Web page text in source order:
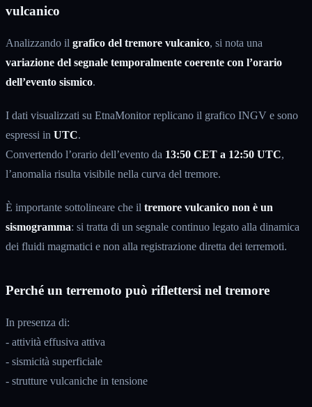
vulcanico
Analizzando il grafico del tremore vulcanico, si nota una
variazione del segnale temporalmente coerente con l’orario
dell’evento sismico.
I dati visualizzati su EtnaMonitor replicano il grafico INGV e sono
espressi in UTC.
Convertendo l’orario dell’evento da 13:50 CET a 12:50 UTC,
l’anomalia risulta visibile nella curva del tremore.
È importante sottolineare che il tremore vulcanico non è un
sismogramma: si tratta di un segnale continuo legato alla dinamica
dei fluidi magmatici e non alla registrazione diretta dei terremoti.
Perché un terremoto può riflettersi nel tremore
In presenza di:
- attività effusiva attiva
- sismicità superficiale
- strutture vulcaniche in tensione